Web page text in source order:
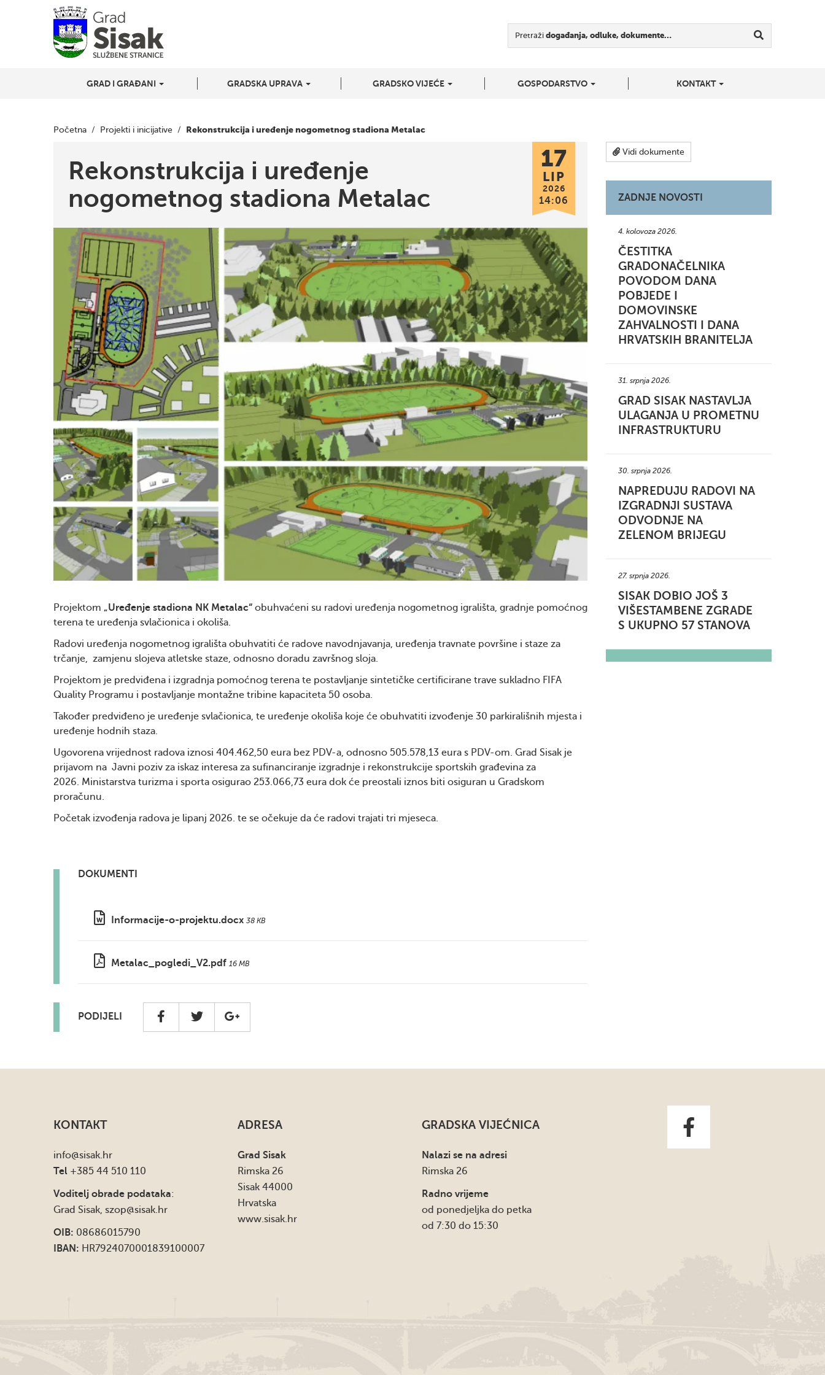
Pretraži događanja, odluke, dokumente…
GRAD I GRAĐANI GRADSKA UPRAVA GRADSKO VIJEĆE GOSPODARSTVO KONTAKT
Početna / Projekti i inicijative / Rekonstrukcija i uređenje nogometnog stadiona Metalac
Rekonstrukcija i uređenje
nogometnog stadiona Metalac
17
LIP
2026
14:06
Projektom „Uređenje stadiona NK Metalac“ obuhvaćeni su radovi uređenja nogometnog igrališta, gradnje pomoćnog
terena te uređenja svlačionica i okoliša.
Radovi uređenja nogometnog igrališta obuhvatiti će radove navodnjavanja, uređenja travnate površine i staze za
trčanje, zamjenu slojeva atletske staze, odnosno doradu završnog sloja.
Projektom je predviđena i izgradnja pomoćnog terena te postavljanje sintetičke certificirane trave sukladno FIFA
Quality Programu i postavljanje montažne tribine kapaciteta 50 osoba.
Također predviđeno je uređenje svlačionica, te uređenje okoliša koje će obuhvatiti izvođenje 30 parkirališnih mjesta i
uređenje hodnih staza.
Ugovorena vrijednost radova iznosi 404.462,50 eura bez PDV-a, odnosno 505.578,13 eura s PDV-om. Grad Sisak je
prijavom na Javni poziv za iskaz interesa za sufinanciranje izgradnje i rekonstrukcije sportskih građevina za
2026. Ministarstva turizma i sporta osigurao 253.066,73 eura dok će preostali iznos biti osiguran u Gradskom
proračunu.
Početak izvođenja radova je lipanj 2026. te se očekuje da će radovi trajati tri mjeseca.
DOKUMENTI
Informacije-o-projektu.docx 38 KB
Metalac_pogledi_V2.pdf 16 MB
PODIJELI
Vidi dokumente
ZADNJE NOVOSTI
4. kolovoza 2026.
ČESTITKA
GRADONAČELNIKA
POVODOM DANA
POBJEDE I
DOMOVINSKE
ZAHVALNOSTI I DANA
HRVATSKIH BRANITELJA
31. srpnja 2026.
GRAD SISAK NASTAVLJA
ULAGANJA U PROMETNU
INFRASTRUKTURU
30. srpnja 2026.
NAPREDUJU RADOVI NA
IZGRADNJI SUSTAVA
ODVODNJE NA
ZELENOM BRIJEGU
27. srpnja 2026.
SISAK DOBIO JOŠ 3
VIŠESTAMBENE ZGRADE
S UKUPNO 57 STANOVA
KONTAKT
info@sisak.hr
Tel +385 44 510 110
Voditelj obrade podataka:
Grad Sisak, szop@sisak.hr
OIB: 08686015790
IBAN: HR7924070001839100007
ADRESA
Grad Sisak
Rimska 26
Sisak 44000
Hrvatska
www.sisak.hr
GRADSKA VIJEĆNICA
Nalazi se na adresi
Rimska 26
Radno vrijeme
od ponedjeljka do petka
od 7:30 do 15:30